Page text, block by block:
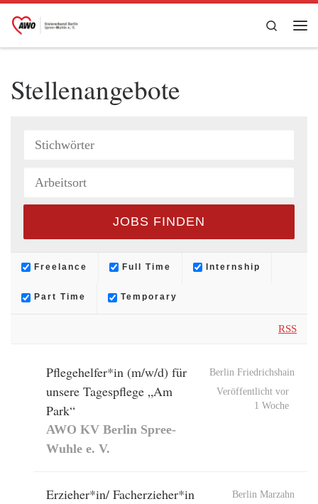
Zum Inhalt springen
Search
Stellenangebote
Freelance Full Time Internship
Part Time Temporary
RSS
Pflegehelfer*in (m/w/d) für
unsere Tagespflege „Am
Park“
AWO KV Berlin Spree-
Wuhle e. V.
Berlin Friedrichshain
Veröffentlicht vor
1 Woche
Erzieher*in/ Facherzieher*in
Berlin Marzahn